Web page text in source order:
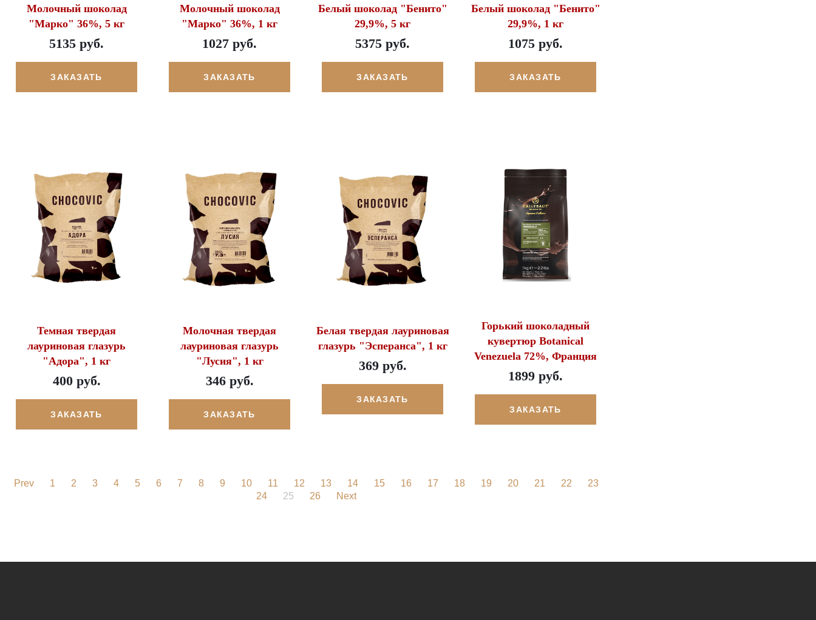
Молочный шоколад
"Марко" 36%, 5 кг
5135 руб.
ЗАКАЗАТЬ
Молочный шоколад
"Марко" 36%, 1 кг
1027 руб.
ЗАКАЗАТЬ
Белый шоколад "Бенито"
29,9%, 5 кг
5375 руб.
ЗАКАЗАТЬ
Белый шоколад "Бенито"
29,9%, 1 кг
1075 руб.
ЗАКАЗАТЬ
Темная твердая
лауриновая глазурь
"Адора", 1 кг
400 руб.
ЗАКАЗАТЬ
Молочная твердая
лауриновая глазурь
"Лусия", 1 кг
346 руб.
ЗАКАЗАТЬ
Белая твердая лауриновая
глазурь "Эсперанса", 1 кг
369 руб.
ЗАКАЗАТЬ
Горький шоколадный
кувертюр Botanical
Venezuela 72%, Франция
1899 руб.
ЗАКАЗАТЬ
Prev 1 2 3 4 5 6 7 8 9 10 11 12 13 14 15 16 17 18 19 20 21 22
23
24
25 26 Next